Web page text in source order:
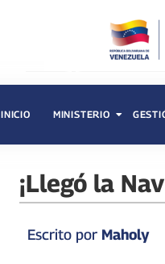
INICIO MINISTERIO
¡Llegó la
Escrito por Maholy